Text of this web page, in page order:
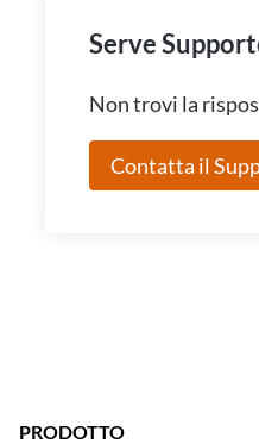
Serve
Non trovi la
Contatta il
PRODOTTO